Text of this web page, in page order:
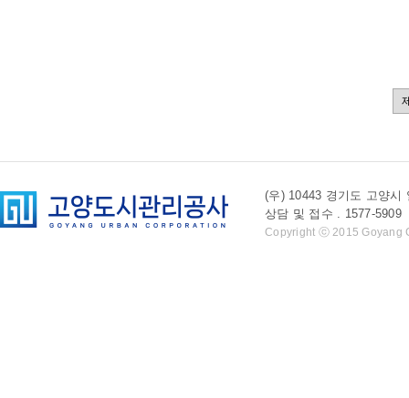
(우) 10443 경기도 고양시
상담 및 접수 . 1577-
Copyright ⓒ 2015 Goyang